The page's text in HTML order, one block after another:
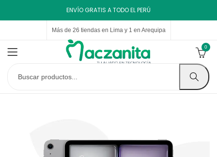
ENVÍO GRATIS A TODO EL PERÚ
Más de 26 tiendas en Lima y 1 en Arequipa
0